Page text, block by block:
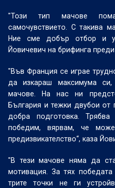
"Този тип мачове
самочувствието. С такива
Ние сме добър отбор и
Йовичевич на брифинга преди
"Във Франция се играе
да изкараш максимума
мачове. На нас ни
България и тежки двубои от
добра подготовка.
победим, вярвам, че
предизвикателство“, каза
"В тези мачове няма да
мотивация. За тях
трите точки не ги